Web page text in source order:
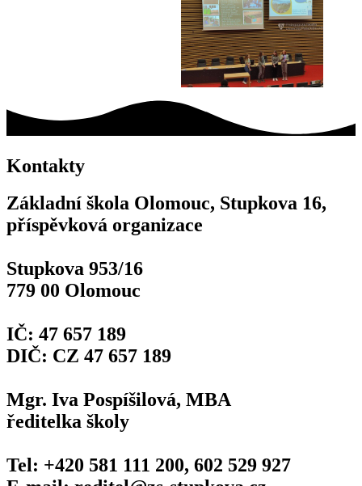
Kontakty
Základní škola Olomouc, Stupkova 16,
příspěvková organizace
Stupkova 953/16
779 00 Olomouc
IČ: 47 657 189
DIČ: CZ 47 657 189
Mgr. Iva Pospíšilová, MBA
ředitelka školy
Tel: +420 581 111 200, 602 529 927